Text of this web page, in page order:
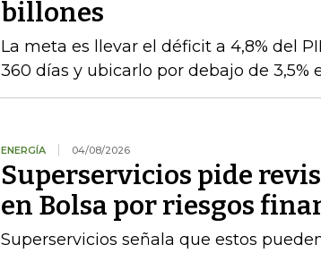
billones
La meta es llevar el déficit a 4,8% del
360 días y ubicarlo por debajo de 3,5%
ENERGÍA 04/08/2026
Superservicios pide
en Bolsa por riesgos
Superservicios señala que estos